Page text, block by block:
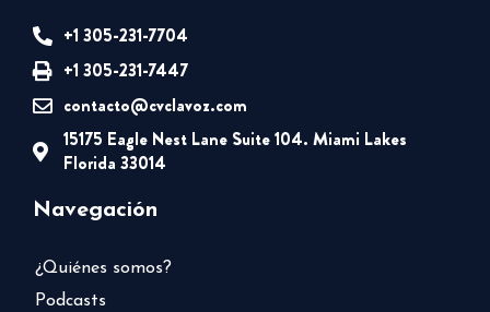
+1 305-231-7704
+1 305-231-7447
contacto@cvclavoz.com
15175 Eagle Nest Lane Suite 104. Miami Lakes
Florida 33014
Navegación
¿Quiénes somos?
Podcasts